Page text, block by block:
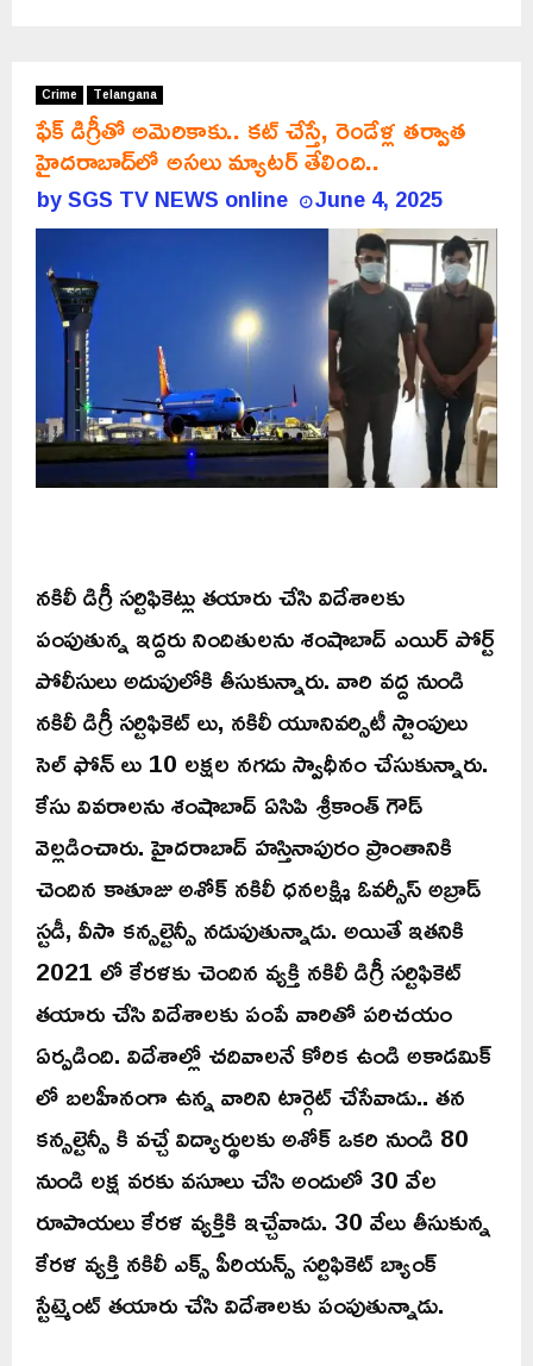
Crime Telangana
ఫేక్ డిగ్రీతో అమెరికాకు.. కట్ చేస్తే, రెండేళ్ల తర్వాత
హైదరాబాద్‌లో అసలు మ్యాటర్ తేలింది..
bySGS TV NEWS online June 4, 2025
నకిలీ డిగ్రీ సర్టిఫికెట్లు తయారు చేసి విదేశాలకు
పంపుతున్న ఇద్దరు నిందితులను శంషాబాద్ ఎయిర్ పోర్ట్
పోలీసులు అదుపులోకి తీసుకున్నారు. వారి వద్ద నుండి
నకిలీ డిగ్రీ సర్టిఫికెట్ లు, నకిలీ యూనివర్సిటీ స్టాంపులు
సెల్ ఫోన్ లు 10 లక్షల నగదు స్వాధీనం చేసుకున్నారు.
కేసు వివరాలను శంషాబాద్ ఏసిపి శ్రీకాంత్ గౌడ్
వెల్లడించారు. హైదరాబాద్ హస్తినాపురం ప్రాంతానికి
చెందిన కాతూజు అశోక్ నకిలీ ధనలక్ష్మి ఓవర్సీస్ అబ్రాడ్
స్టడీ, వీసా కన్సల్టెన్సీ నడుపుతున్నాడు. అయితే ఇతనికి
2021 లో కేరళకు చెందిన వ్యక్తి నకిలీ డిగ్రీ సర్టిఫికెట్
తయారు చేసి విదేశాలకు పంపే వారితో పరిచయం
ఏర్పడింది. విదేశాల్లో చదివాలనే కోరిక ఉండి అకాడమిక్
లో బలహీనంగా ఉన్న వారిని టార్గెట్ చేసేవాడు.. తన
కన్సల్టెన్సీ కి వచ్చే విద్యార్థులకు అశోక్ ఒకరి నుండి 80
నుండి లక్ష వరకు వసూలు చేసి అందులో 30 వేల
రూపాయలు కేరళ వ్యక్తికి ఇచ్చేవాడు. 30 వేలు తీసుకున్న
కేరళ వ్యక్తి నకిలీ ఎక్స్ పీరియన్స్ సర్టిఫికెట్ బ్యాంక్
స్టేట్మెంట్ తయారు చేసి విదేశాలకు పంపుతున్నాడు.